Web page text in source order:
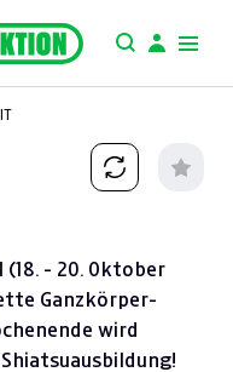
(18. - 20. Oktober
Ganzkörper-
wird